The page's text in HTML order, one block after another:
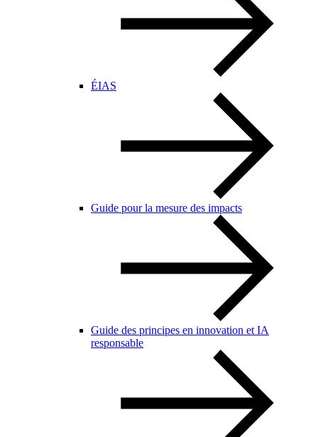
ÉIAS
Guide pour la mesure des impacts
Guide des principes en innovation et IA
responsable